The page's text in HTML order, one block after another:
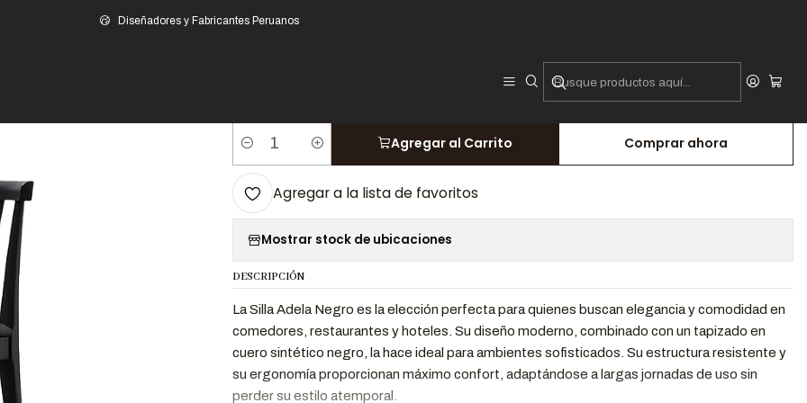
Diseñadores y Fabricantes Peruanos
Comedores Sillas y Asientos Sillas de Comedor
Cantidad Agregar al Carrito Comprar ahora
Agregar a la lista de favoritos
Mostrar stock de ubicaciones
DESCRIPCIÓN
La Silla Adela Negro es la elección perfecta para quienes buscan elegancia y comodidad en
comedores, restaurantes y hoteles. Su diseño moderno, combinado con un tapizado en
cuero sintético negro, la hace ideal para ambientes sofisticados. Su estructura resistente y
su ergonomía proporcionan máximo confort, adaptándose a largas jornadas de uso sin
perder su estilo atemporal.